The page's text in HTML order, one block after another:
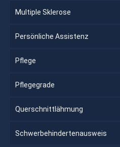
Multiple Sklerose
Persönliche Assistenz
Pflege
Pflegegrade
Querschnittlähmung
Schwerbehindertenausweis